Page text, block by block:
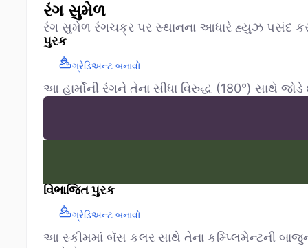
રંગ સુમેળ
રંગ સુમેળ રંગચક્ર પર સ્થાનના આધારે હ્યુઝ પસંદ
પુરક
ગ્રેડિઅન્ટ બનાવો
આ હાર્મોની રંગને તેના સીધા વિરુદ્ધ (180°) સાથે
વિભાજિત પુરક
ગ્રેડિઅન્ટ બનાવો
આ સ્કીમમાં બૅસ કલર સાથે તેના કમ્પ્લિમેન્ટની